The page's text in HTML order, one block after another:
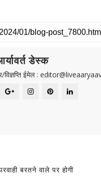
डेस्क
विज्ञप्ति ईमेल :
बरतने वाले पर होगी